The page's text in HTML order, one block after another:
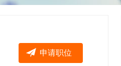
申请职位